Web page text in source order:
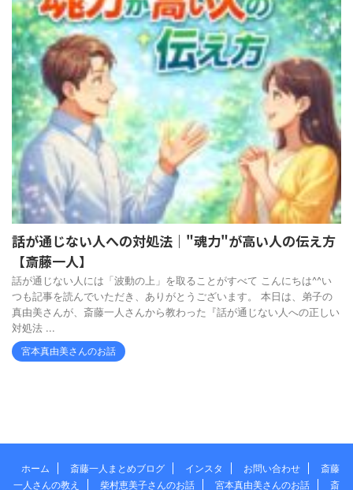
話が通じない人への対処法｜"魂力"が高い人の伝え方
【斎藤一人】
話が通じない人には「波動の上」を取ることがすべて こんにちは^^い
つも記事を読んでいただき、ありがとうございます。 本日は、弟子の
真由美さんが、斎藤一人さんから教わった『話が通じない人への正しい
対処法 ...
宮本真由美さんのお話
ホーム 斎藤一人まとめブログ インスタ お問い合わせ
斎藤
一人さんの教え
柴村恵美子さんのお話 宮本真由美さんのお話 斎